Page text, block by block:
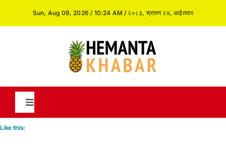
Sun, Aug 09, 2026 / 10:24 AM / २०८३, श्रावण २४, आईतवार
Toggle
Navigation
Like this: